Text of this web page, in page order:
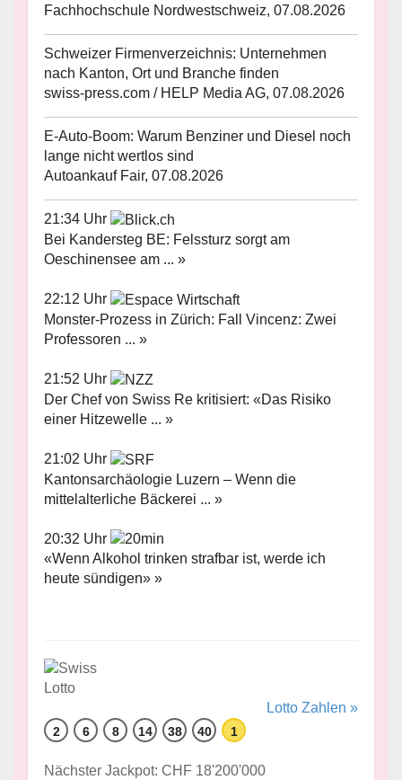
Fachhochschule Nordwestschweiz, 07.08.2026
Schweizer Firmenverzeichnis: Unternehmen
nach Kanton, Ort und Branche finden
swiss-press.com / HELP Media AG, 07.08.2026
E-Auto-Boom: Warum Benziner und Diesel noch
lange nicht wertlos sind
Autoankauf Fair, 07.08.2026
21:34 Uhr
Bei Kandersteg BE: Felssturz sorgt am
Oeschinensee am ... »
22:12 Uhr
Monster-Prozess in Zürich: Fall Vincenz: Zwei
Professoren ... »
21:52 Uhr
Der Chef von Swiss Re kritisiert: «Das Risiko
einer Hitzewelle ... »
21:02 Uhr
Kantonsarchäologie Luzern – Wenn die
mittelalterliche Bäckerei ... »
20:32 Uhr
«Wenn Alkohol trinken strafbar ist, werde ich
heute sündigen» »
Lotto Zahlen »
2 6 8 14 38 40 1
Nächster Jackpot: CHF 18'200'000